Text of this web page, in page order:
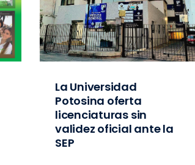
La Universidad
Potosina oferta
licenciaturas sin
validez oficial ante la
SEP